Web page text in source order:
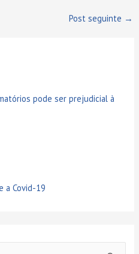
Post seguinte →
pode ser prejudicial à
a Covid-19